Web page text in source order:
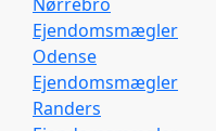
Ejendomsmægler
Odense
Ejendomsmægler
Randers